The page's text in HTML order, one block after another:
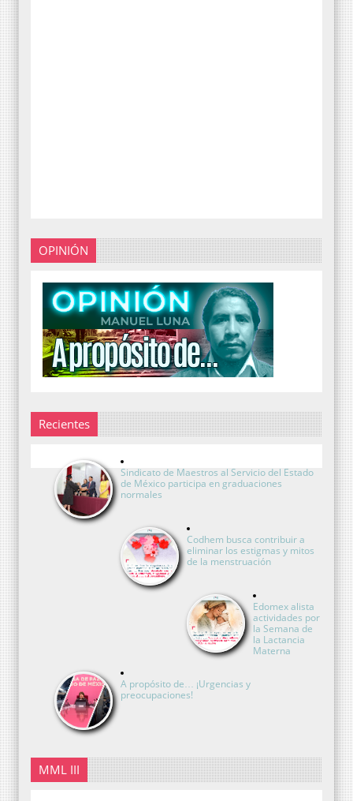
OPINIÓN
Recientes
Sindicato de Maestros al Servicio del Estado
de México participa en graduaciones
normales
Codhem busca contribuir a
eliminar los estigmas y mitos
de la menstruación
Edomex alista
actividades por
la Semana de
la Lactancia
Materna
A propósito de… ¡Urgencias y
preocupaciones!
MML III